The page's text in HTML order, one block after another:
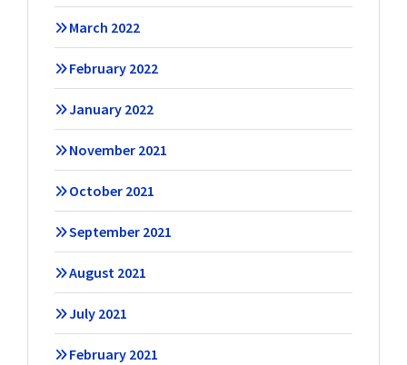
March 2022
February 2022
January 2022
November 2021
October 2021
September 2021
August 2021
July 2021
February 2021